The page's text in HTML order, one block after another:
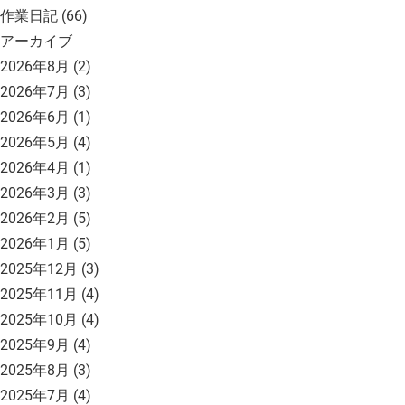
作業日記 (66)
アーカイブ
2026年8月 (2)
2026年7月 (3)
2026年6月 (1)
2026年5月 (4)
2026年4月 (1)
2026年3月 (3)
2026年2月 (5)
2026年1月 (5)
2025年12月 (3)
2025年11月 (4)
2025年10月 (4)
2025年9月 (4)
2025年8月 (3)
2025年7月 (4)